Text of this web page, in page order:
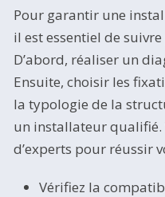
Pour garantir une
il est essentiel de
D’abord, réaliser un
Ensuite, choisir les
la typologie de la
un installateur qualifié.
d’experts pour réussir
Vérifiez la